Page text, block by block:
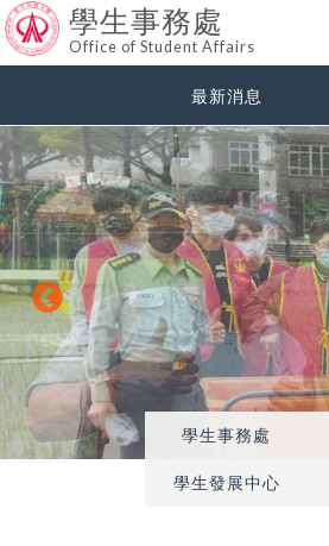
學生事務處
Office of Student Affairs
最新消息
學生事務處
學生發展中心